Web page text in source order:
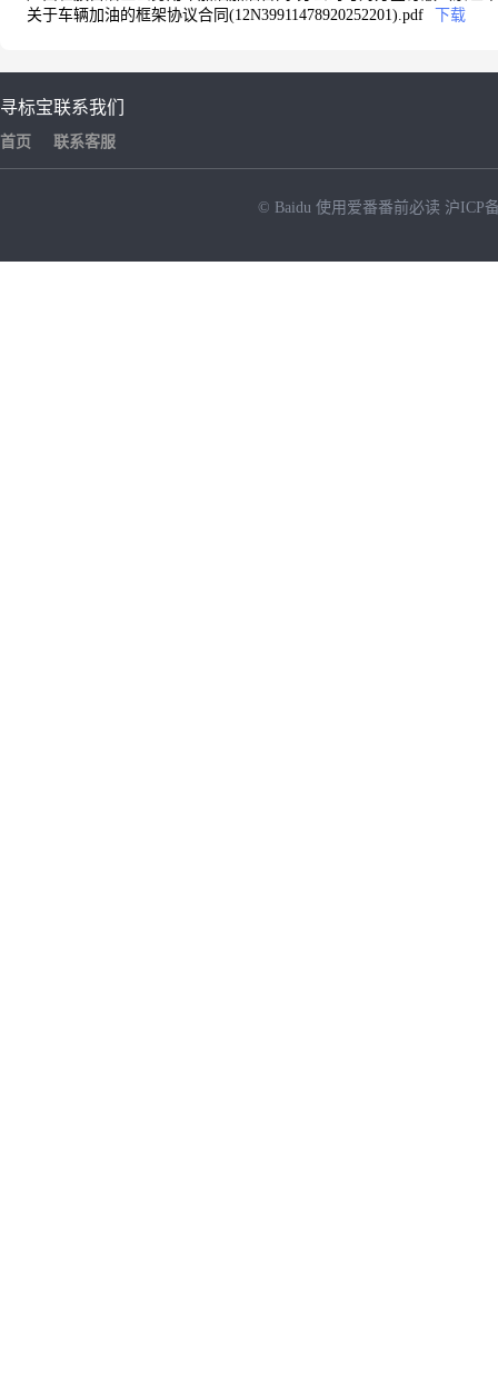
关于车辆加油的框架协议合同(12N39911478920252201).pdf
下载
寻标宝
首页
联系我们
联系客服
© Baidu 使用爱番番前必读 沪ICP